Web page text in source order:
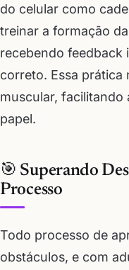
do celular como
treinar a formação
recebendo feedback
correto. Essa prática
muscular, facilitando
papel.
🎯 Superando
Processo
Todo processo de
obstáculos, e com